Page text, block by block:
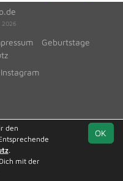
2026
Geburtstage
Instagram
OK
den
.
mit der